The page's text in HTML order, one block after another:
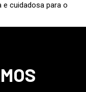
e cuidadosa para o